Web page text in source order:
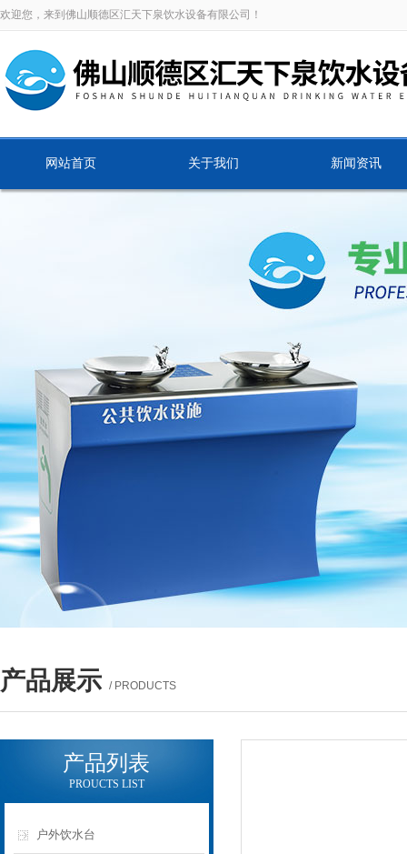
欢迎您，来到佛山顺德区汇天下泉饮水设备有限公司！
网站首页 关于我们 新闻资讯
产品展示 / PRODUCTS
产品列表
PROUCTS LIST
户外饮水台